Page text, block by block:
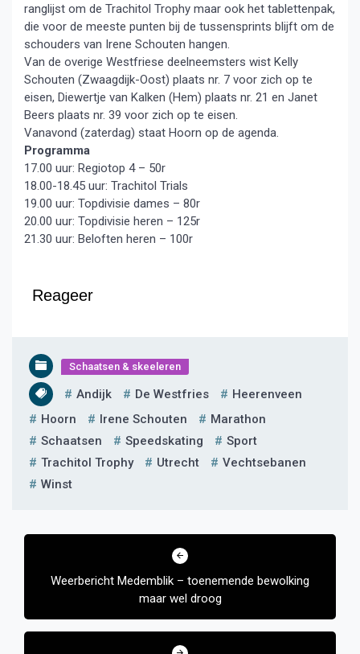
ranglijst om de Trachitol Trophy maar ook het tablettenpak,
die voor de meeste punten bij de tussensprints blijft om de
schouders van Irene Schouten hangen.
Van de overige Westfriese deelneemsters wist Kelly
Schouten (Zwaagdijk-Oost) plaats nr. 7 voor zich op te
eisen, Diewertje van Kalken (Hem) plaats nr. 21 en Janet
Beers plaats nr. 39 voor zich op te eisen.
Vanavond (zaterdag) staat Hoorn op de agenda.
Programma
17.00 uur: Regiotop 4 – 50r
18.00-18.45 uur: Trachitol Trials
19.00 uur: Topdivisie dames – 80r
20.00 uur: Topdivisie heren – 125r
21.30 uur: Beloften heren – 100r
Reageer
Schaatsen & skeeleren
Andijk De Westfries
Heerenveen
Hoorn
Irene Schouten
Marathon
Schaatsen
Speedskating
Sport
Trachitol Trophy
Utrecht
Vechtsebanen
Winst
Bericht
Weerbericht Medemblik – toenemende bewolking
maar wel droog